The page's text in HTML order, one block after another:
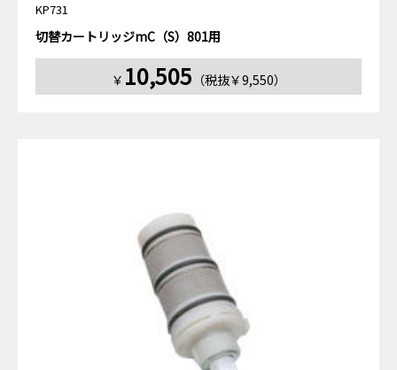
KP731
切替カートリッジmC（S）801用
￥ 10,505 （税抜￥9,550）